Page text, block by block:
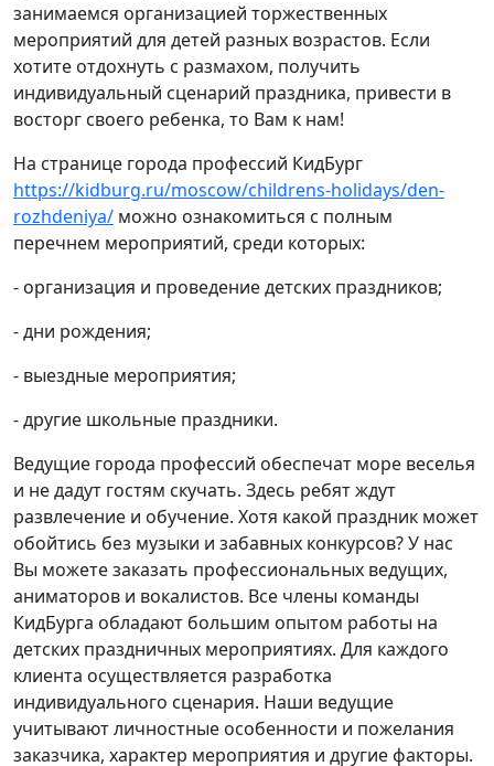
занимаемся организацией торжественных
мероприятий для детей разных возрастов. Если
хотите отдохнуть с размахом, получить
индивидуальный сценарий праздника, привести в
восторг своего ребенка, то Вам к нам!
На странице города профессий КидБург
https://kidburg.ru/moscow/childrens-holidays/den-
rozhdeniya/ можно ознакомиться с полным
перечнем мероприятий, среди которых:
- организация и проведение детских праздников;
- дни рождения;
- выездные мероприятия;
- другие школьные праздники.
Ведущие города профессий обеспечат море веселья
и не дадут гостям скучать. Здесь ребят ждут
развлечение и обучение. Хотя какой праздник может
обойтись без музыки и забавных конкурсов? У нас
Вы можете заказать профессиональных ведущих,
аниматоров и вокалистов. Все члены команды
КидБурга обладают большим опытом работы на
детских праздничных мероприятиях. Для каждого
клиента осуществляется разработка
индивидуального сценария. Наши ведущие
учитывают личностные особенности и пожелания
заказчика, характер мероприятия и другие факторы.